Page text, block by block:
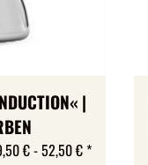
|
€ -52,50 € *